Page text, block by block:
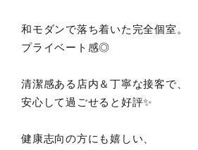
和モダンで落ち着いた完全個室。
プライベート感◎
清潔感ある店内＆丁寧な接客で、
安心して過ごせると好評✨
健康志向の方にも嬉しい、